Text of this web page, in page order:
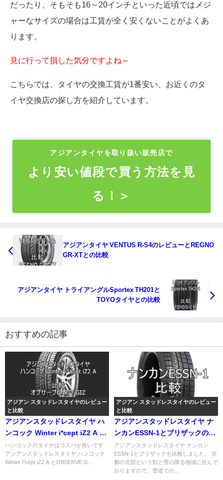
だったり、そもそも16～20インチといった近頃ではメジ
ャーなサイズの場合は工賃が全く安くないことがよくあ
ります。
見に行って損した気分ですよね～
こちらでは、タイヤの交換工賃が1番安い、お近くのタ
イヤ交換店の探し方を紹介しています。
アジアンタイヤを取り扱い販売店で
より安い値段で買う方法を見
る！＞
アジアンタイヤ VENTUS R-S4のレビューとREGNO
GR-XTとの比較
アジアンタイヤ トライアングルSportex TH201と
TOYOタイヤとの比較
おすすめの記事
アジアン スタッドレスタイヤのレビュー
と比較
アジアンスタッドレスタイヤ ハ
ンコック Winter i*cept iZ2 A と
オブサーブGARIT GIZの比較
ハンコックのタイヤはコスパが良いです
アジアンスタッドレスタイヤ ハンコック
Winter i*cept iZ2 A とOBSERVE G...
アジアン スタッドレスタイヤのレビュー
と比較
アジアンスタッドレスタイヤ ナ
ンカンESSN-1とブリザックの比
較
アジアンスタッドレスタイヤ ナンカン
ESSN-1とブリザックを比較しました。 京
都の北部という割と雪の降る地域に住んで
おりますので、雪道での...